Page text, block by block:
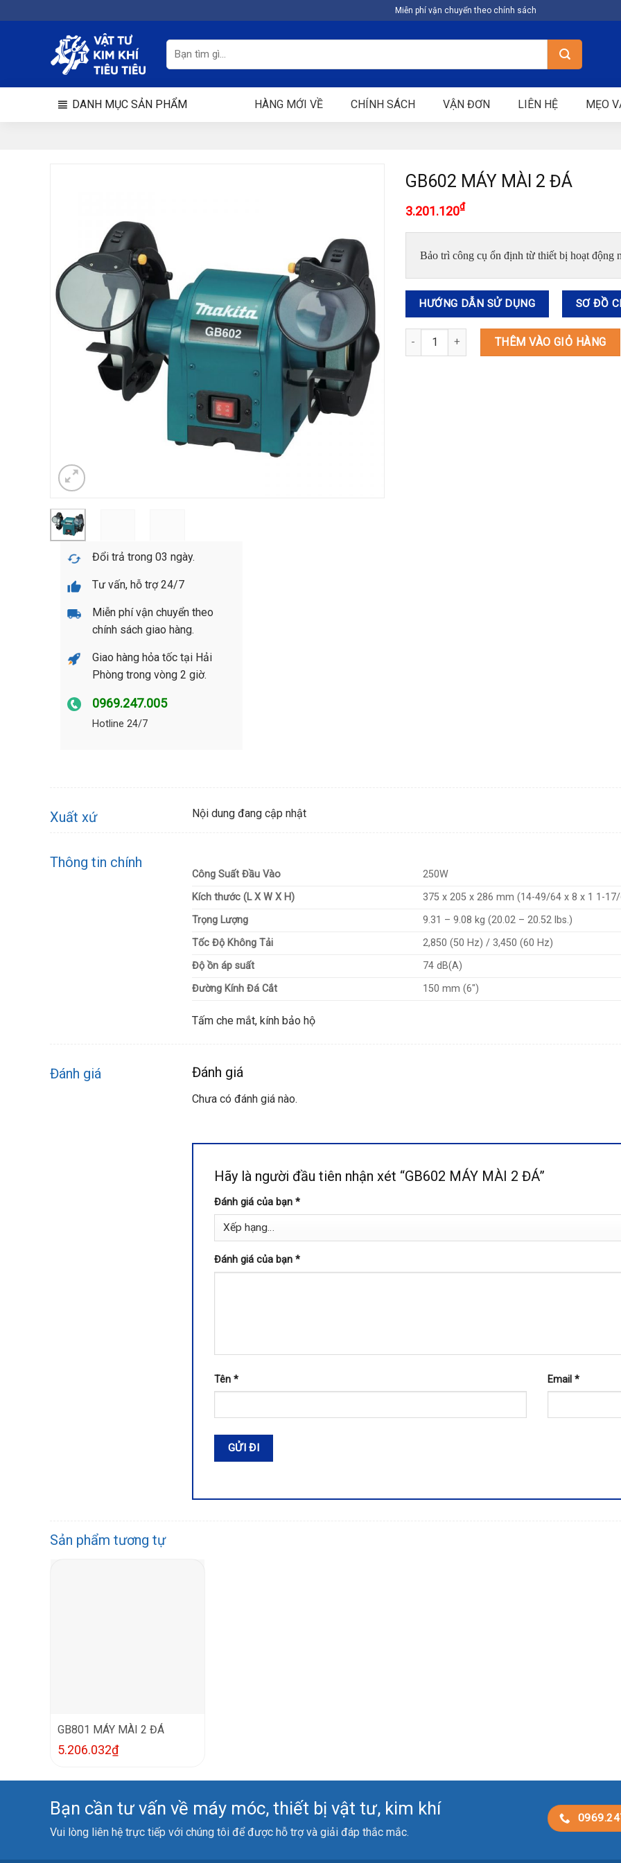
đến
Miễn phí vận chuyển theo chính sách
Tìm
kiếm:
DANH MỤC SẢN PHẨM HÀNG MỚI VỀ CHÍNH SÁCH VẬN ĐƠN LIÊN HỆ MẸO
GB602 MÁY MÀI 2 ĐÁ
3.201.120₫
Bảo trì công cụ ổn định từ thiết bị hoạt động
HƯỚNG DẪN SỬ DỤNG SƠ ĐỒ
GB602 MÁY MÀI 2 ĐÁ số lượngTHÊM VÀO GIỎ HÀNG
Đổi trả trong 03 ngày.
Tư vấn, hỗ trợ 24/7
Miễn phí vận chuyển theo
chính sách giao hàng.
Giao hàng hỏa tốc tại Hải
Phòng trong vòng 2 giờ.
0969.247.005
Hotline 24/7
Xuất xứ Nội dung đang cập nhật
Thông tin chính
Công Suất Đầu Vào
250W
Kích thước (L X W X H)
375 x 205 x 286 mm (14-49/64 x 8 x 1 1-17/
Trọng Lượng
9.31 – 9.08 kg (20.02 – 20.52 lbs.)
Tốc Độ Không Tải
2,850 (50 Hz) / 3,450 (60 Hz)
Độ ồn áp suất
74 dB(A)
Đường Kính Đá Cắt
150 mm (6″)
Tấm che mắt, kính bảo hộ
Đánh giá Đánh giá
Chưa có đánh giá nào.
Hãy là người đầu tiên nhận xét “GB602 MÁY MÀI 2 ĐÁ”
Đánh giá của bạn *
Đánh giá của bạn *
Tên * Email *
Sản phẩm tương tự
GB801 MÁY MÀI 2 ĐÁ
5.206.032₫
Bạn cần tư vấn về máy móc, thiết bị vật tư, kim khí
Vui lòng liên hệ trực tiếp với chúng tôi để được hỗ trợ và giải đáp thắc mắc.